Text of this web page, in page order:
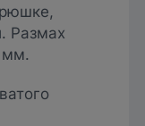
Размах
мм.